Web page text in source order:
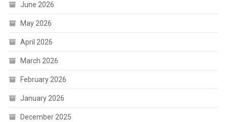
June 2026
May 2026
April 2026
March 2026
February 2026
January 2026
December 2025